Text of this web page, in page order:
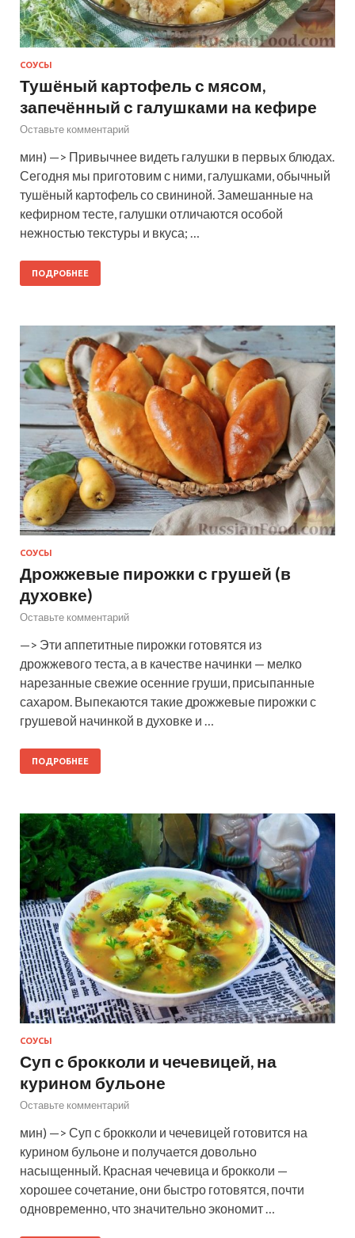
СОУСЫ
Тушёный картофель с мясом,
запечённый с галушками на кефире
Оставьте комментарий
мин) —> Привычнее видеть галушки в первых блюдах.
Сегодня мы приготовим с ними, галушками, обычный
тушёный картофель со свининой. Замешанные на
кефирном тесте, галушки отличаются особой
нежностью текстуры и вкуса; …
ПОДРОБНЕЕ
СОУСЫ
Дрожжевые пирожки с грушей (в
духовке)
Оставьте комментарий
—> Эти аппетитные пирожки готовятся из
дрожжевого теста, а в качестве начинки — мелко
нарезанные свежие осенние груши, присыпанные
сахаром. Выпекаются такие дрожжевые пирожки с
грушевой начинкой в духовке и …
ПОДРОБНЕЕ
СОУСЫ
Суп с брокколи и чечевицей, на
курином бульоне
Оставьте комментарий
мин) —> Суп с брокколи и чечевицей готовится на
курином бульоне и получается довольно
насыщенный. Красная чечевица и брокколи —
хорошее сочетание, они быстро готовятся, почти
одновременно, что значительно экономит …